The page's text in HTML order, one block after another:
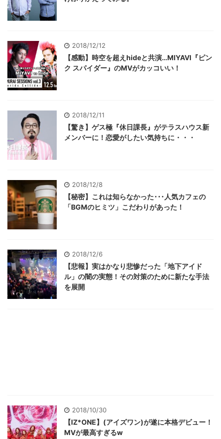
2018/12/12
【感動】時空を超えhideと共演…MIYAVI『ピン
ク スパイダー』のMVがカッコいい！
2018/12/11
【驚き】ゲス極『休日課長』がテラスハウス新
メンバーに！恋愛がしたい気持ちに・・・
2018/12/8
【秘密】これは知らなかった･･･人気カフェの
「BGMのヒミツ」こだわりがあった！
2018/12/6
【悲報】実はかなり悲惨だった「地下アイド
ル」の闇の実態！その対策のために新たな手法
を展開
2018/10/30
【IZ*ONE】(アイズワン)が遂に本格デビュー！
MVが最高すぎるw